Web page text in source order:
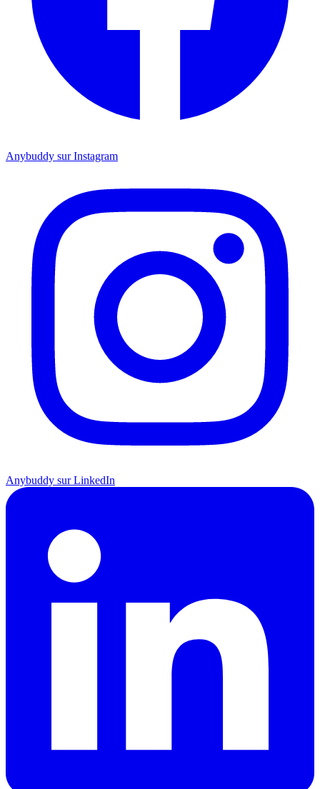
Anybuddy sur Instagram
Anybuddy sur LinkedIn